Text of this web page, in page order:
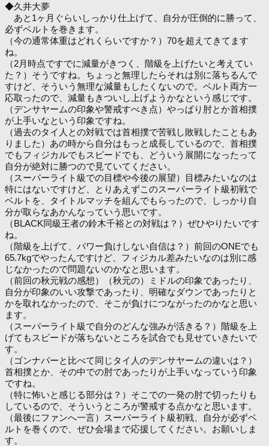
◆久井大夢
あと1ヶ月ぐらいしっかり仕上げて、自分が圧倒的に勝って、
必ずベルトを巻きます。
（今の通常体重はどれくらいですか？）70を超えてきてます
ね。
（2月時点ですでに減量がきつく、階級を上げたいと考えてい
た？）そうですね。ちょっと無理したらそれは別に落ちるんで
すけど、そういう無理な減量もしたくないので。ベルト両方一
応取ったので、減量もきついし上げようかなという感じです。
（デンサヤームの印象や警戒すべき点）やっぱり肘とか首相撲
が上手いなという印象ですね。
（過去のタイ人との対戦では首相撲で苦戦し敗戦したこともあ
りました）あの時から自分はもっと成長しているので、首相撲
でもフィジカルでもスピードでも、どういう展開になったって
自分が絶対に勝つので見ていてください。
（スーパーライト級での目標や今後の展望）目標みたいなのは
特にはないですけど、とりあえずこのスーパーライト級初戦で
ベルトを、タイトルマッチを組んでもらったので、しっかり自
分が取らなあかんなっていう思いです。
（BLACK同級王者の鈴木千裕との対戦は？）ぜひやりたいです
ね。
（階級を上げて、パワー負けしない自信は？）前回のONEでも
65.7kgでやったんですけど、フィジカル差みたいなのは別に感
じなかったので問題ないのかなと思います。
（前回の秋元戦の感想）（秋元の）ミドルの印象であったり、
自分が印象のいい攻撃であったり、明確なダウンであったりと
かを取れなかったので、そこが負けにつながったのかなと思い
ます。
（スーパーライト級で自分のどんな強みが活きる？）階級を上
げてもスピードが落ちないところを試合でも見せていきたいで
す。
（ゴンナパーと比べて同じタイ人のデンサヤームの違いは？）
首相撲とか、その中での肘であったりが上手いなっていう印象
ですね。
（特に怖いと感じる部分は？）そこでの一発の肘で切ったりも
しているので、そういうところが警戒する点かなと思います。
（最後にファンへ一言）スーパーライト級初戦、自分が必ずベ
ルトを巻くので、ぜひ会場まで応援してください。お願いしま
す。